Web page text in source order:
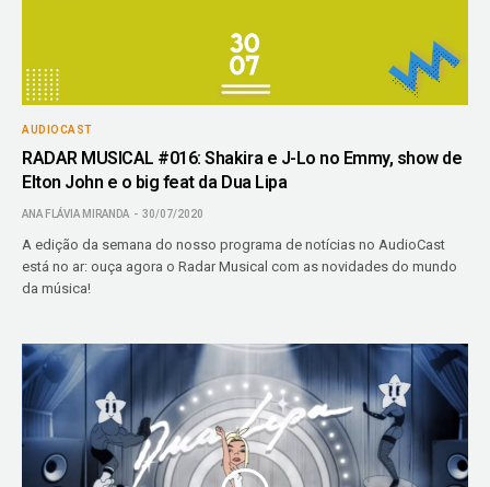
AUDIOCAST
RADAR MUSICAL #016: Shakira e J-Lo no Emmy, show de
Elton John e o big feat da Dua Lipa
ANA FLÁVIA MIRANDA 30/07/2020
A edição da semana do nosso programa de notícias no AudioCast
está no ar: ouça agora o Radar Musical com as novidades do mundo
da música!